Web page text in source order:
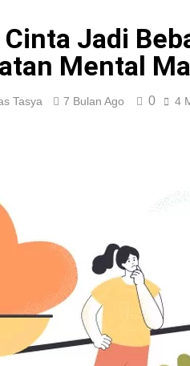
5 Hari Ago
Jadi
Mental
Tasya 7 Bulan Ago 0 4